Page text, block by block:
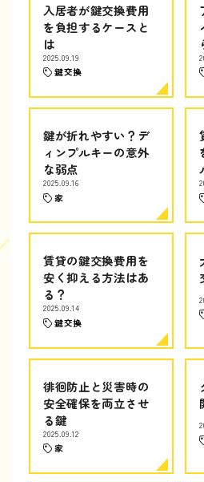
入居者が鍵交換費用
を負担するケースと
は
2025.09.19
鍵交換
鍵が折れやすい？デ
ィンプルキーの意外
な弱点
2025.09.16
家
賃貸の鍵交換費用を
安く抑える方法はあ
る？
2025.09.14
鍵交換
徘徊防止と災害時の
安全確保を両立させ
る鍵
2025.09.12
家